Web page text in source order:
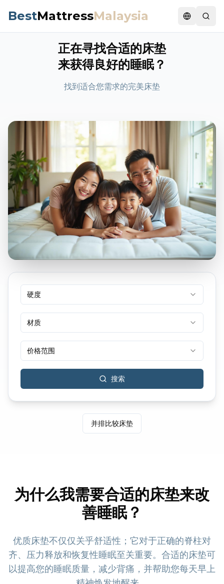
BestMattressMalaysia Switch
正在寻找合适的床垫
来获得良好的睡眠？
找到适合您需求的完美床垫
硬度
材质
价格范围
搜索
并排比较床垫
为什么我需要合适的床垫来改
善睡眠？
优质床垫不仅仅关乎舒适性；它对于正确的脊柱对
齐、压力释放和恢复性睡眠至关重要。合适的床垫可
以提高您的睡眠质量，减少背痛，并帮助您每天早上